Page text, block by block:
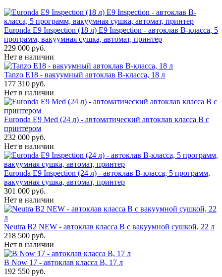
Euronda E9 Inspection (18 л) E9 Inspection - автоклав B-класса, 5
программ, вакуумная сушка, автомат, принтер
229 000 руб.
Нет в наличии
Tanzo E18 - вакуумный автоклав B-класса, 18 л
177 310 руб.
Нет в наличии
Euronda E9 Med (24 л) - автоматический автоклав класса B с
принтером
232 000 руб.
Нет в наличии
Euronda E9 Inspection (24 л) - автоклав B-класса, 5 программ,
вакуумная сушка, автомат, принтер
301 000 руб.
Нет в наличии
Neutra B2 NEW - автоклав класса B с вакуумной сушкой, 22 л
218 500 руб.
Нет в наличии
B Now 17 - автоклав класса B, 17 л
192 550 руб.